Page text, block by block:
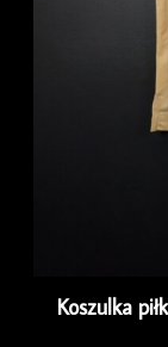
Koszulka